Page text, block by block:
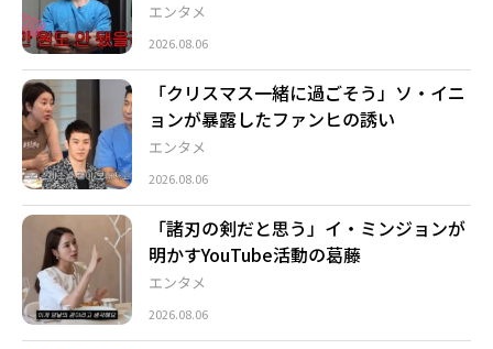
エンタメ
2026.08.06
エンタメ
「クリスマス一緒に過ごそう」ソ・イニ
ョンが暴露したファンヒの誘い
2026.08.06
エンタメ
「諸刃の剣だと思う」イ・ミンジョンが
明かすYouTube活動の葛藤
2026.08.06